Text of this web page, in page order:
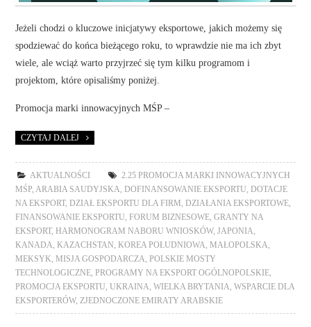
Jeżeli chodzi o kluczowe inicjatywy eksportowe, jakich możemy się
spodziewać do końca bieżącego roku, to wprawdzie nie ma ich zbyt
wiele, ale wciąż warto przyjrzeć się tym kilku programom i
projektom, które opisaliśmy poniżej.
Promocja marki innowacyjnych MŚP –
CZYTAJ DALEJ
AKTUALNOŚCI
2.25 PROMOCJA MARKI INNOWACYJNYCH
MŚP ARABIA SAUDYJSKA ,DOFINANSOWANIE EKSPORTU ,DOTACJE
NA EKSPORT,DZIAŁ EKSPORTU DLA FIRM ,DZIAŁANIA EKSPORTOWE
FINANSOWANIE EKSPORTU ,FORUM BIZNESOWE ,GRANTY NA
EKSPORT,HARMONOGRAM NABORU WNIOSKÓW,JAPONIA
KANADA ,KAZACHSTAN ,KOREA POŁUDNIOWA ,MAŁOPOLSKA
MEKSYK ,MISJA GOSPODARCZA ,POLSKIE MOSTY
TECHNOLOGICZNE ,PROGRAMY NA EKSPORT OGÓLNOPOLSKIE
PROMOCJA EKSPORTU ,UKRAINA ,WIELKA BRYTANIA ,WSPARCIE DLA
EKSPORTERÓW, ZJEDNOCZONE EMIRATY ARABSKIE